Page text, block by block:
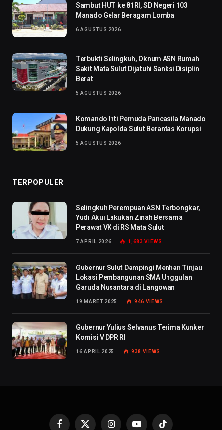
Sambut HUT ke 81RI, SD Negeri 103
Manado Gelar Beragam Lomba
6 AGUSTUS 2026
Terbukti Selingkuh, Oknum ASN Rumah
Sakit Mata Sulut Dijatuhi Sanksi Disiplin
Berat
5 AGUSTUS 2026
Komando Inti Pemuda Pancasila Manado
Dukung Kapolda Sulut Berantas Korupsi
5 AGUSTUS 2026
TERPOPULER
Selingkuh Perempuan ASN Terbongkar,
Yudi Akui Lakukan Zinah Bersama
Perawat VK di RS Mata Sulut
7 APRIL 2026 1,683VIEWS
Gubernur Sulut Dampingi Menhan Tinjau
Lokasi Pembangunan SMA Unggulan
Garuda Nusantara di Langowan
19 MARET 2025 946 VIEWS
Gubernur Yulius Selvanus Terima Kunker
Komisi V DPR RI
16 APRIL 2025 938 VIEWS
Facebook
X InstagramYouTubeTikTok